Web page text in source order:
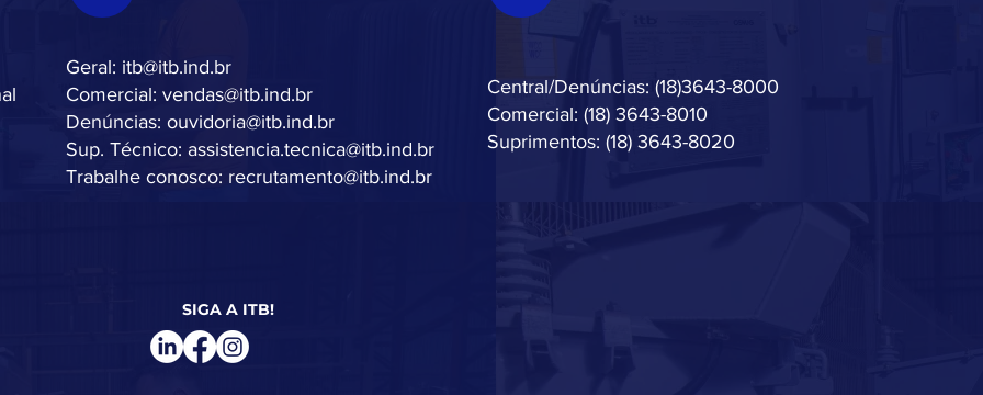
Geral: itb@itb.ind.br
Comercial: vendas@itb.ind.br
Denúncias: ouvidoria@itb.ind.br
Sup. Técnico: assistencia.tecnica@itb.ind.br
Trabalhe conosco: recrutamento@itb.ind.br
Central/Denúncias: (18)3643-8000
Comercial: (18) 3643-8010
Suprimentos: (18) 3643-8020
SIGA A ITB!